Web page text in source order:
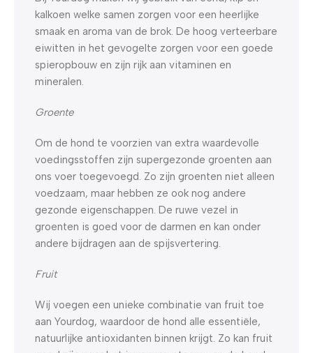
kalkoen welke samen zorgen voor een heerlijke
smaak en aroma van de brok. De hoog verteerbare
eiwitten in het gevogelte zorgen voor een goede
spieropbouw en zijn rijk aan vitaminen en
mineralen.
Groente
Om de hond te voorzien van extra waardevolle
voedingsstoffen zijn supergezonde groenten aan
ons voer toegevoegd. Zo zijn groenten niet alleen
voedzaam, maar hebben ze ook nog andere
gezonde eigenschappen. De ruwe vezel in
groenten is goed voor de darmen en kan onder
andere bijdragen aan de spijsvertering.
Fruit
Wij voegen een unieke combinatie van fruit toe
aan Yourdog, waardoor de hond alle essentiële,
natuurlijke antioxidanten binnen krijgt. Zo kan fruit